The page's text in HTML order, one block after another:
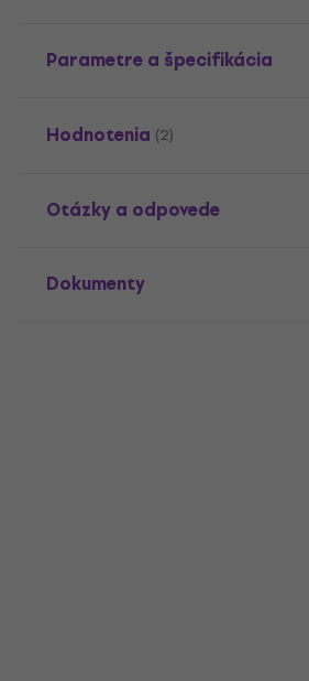
Parametre a špecifikácia
Hodnotenia (2)
Otázky a odpovede
Dokumenty